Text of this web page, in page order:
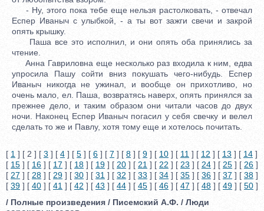
- Ну, этого пока тебе еще нельзя растолковать, - отвечал
Еспер Иваныч с улыбкой, - а ты вот зажги свечи и закрой
опять крышку.
Паша все это исполнил, и они опять оба принялись за
чтение.
Анна Гавриловна еще несколько раз входила к ним, едва
упросила Пашу сойти вниз покушать чего-нибудь. Еспер
Иваныч никогда не ужинал, и вообще он прихотливо, но
очень мало, ел. Паша, возвратясь наверх, опять принялся за
прежнее дело, и таким образом они читали часов до двух
ночи. Наконец Еспер Иваныч погасил у себя свечку и велел
сделать то же и Павлу, хотя тому еще и хотелось почитать.
[ 1 ] [ 2 ] [ 3 ] [ 4 ] [ 5 ] [ 6 ] [ 7 ] [ 8 ] [ 9 ] [ 10 ] [ 11 ] [ 12 ] [ 13 ] [ 14 ]
[ 15 ] [ 16 ] [ 17 ] [ 18 ] [ 19 ] [ 20 ] [ 21 ] [ 22 ] [ 23 ] [ 24 ] [ 25 ] [ 26 ]
[ 27 ] [ 28 ] [ 29 ] [ 30 ] [ 31 ] [ 32 ] [ 33 ] [ 34 ] [ 35 ] [ 36 ] [ 37 ] [ 38 ]
[ 39 ] [ 40 ] [ 41 ] [ 42 ] [ 43 ] [ 44 ] [ 45 ] [ 46 ] [ 47 ] [ 48 ] [ 49 ] [ 50 ]
/ Полные произведения / Писемский А.Ф. / Люди